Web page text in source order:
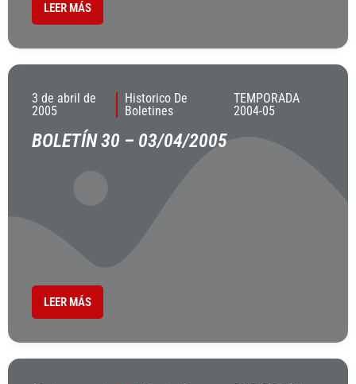
LEER MÁS
3 de abril de
2005
Historico De
Boletines
TEMPORADA
2004-05
BOLETÍN 30 – 03/04/2005
LEER MÁS